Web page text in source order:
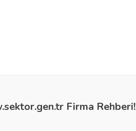
Firma Rehberi!